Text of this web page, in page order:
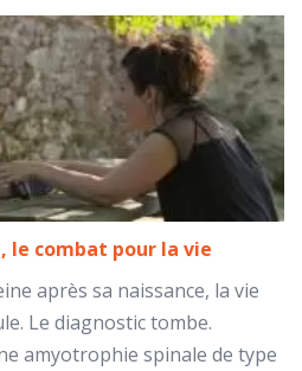
le combat pour la vie
après sa naissance, la vie
Le diagnostic tombe.
amyotrophie spinale de type